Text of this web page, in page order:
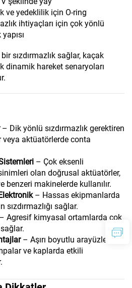
ve yedeklilik için O-ring
ihtiyaçları için çok yönlü
sızdırmazlık sağlar, kaçak
dinamik hareket senaryoları
– Dik yönlü sızdırmazlık gerektiren
aktüatörlerde conta
– Çok eksenli
olan doğrusal aktüatörler,
benzeri makinelerde kullanılır.
– Hassas ekipmanlarda
sızdırmazlığı sağlar.
– Agresif kimyasal ortamlarda çok
– Aşırı boyutlu arayüzler
ve kaplarda etkili